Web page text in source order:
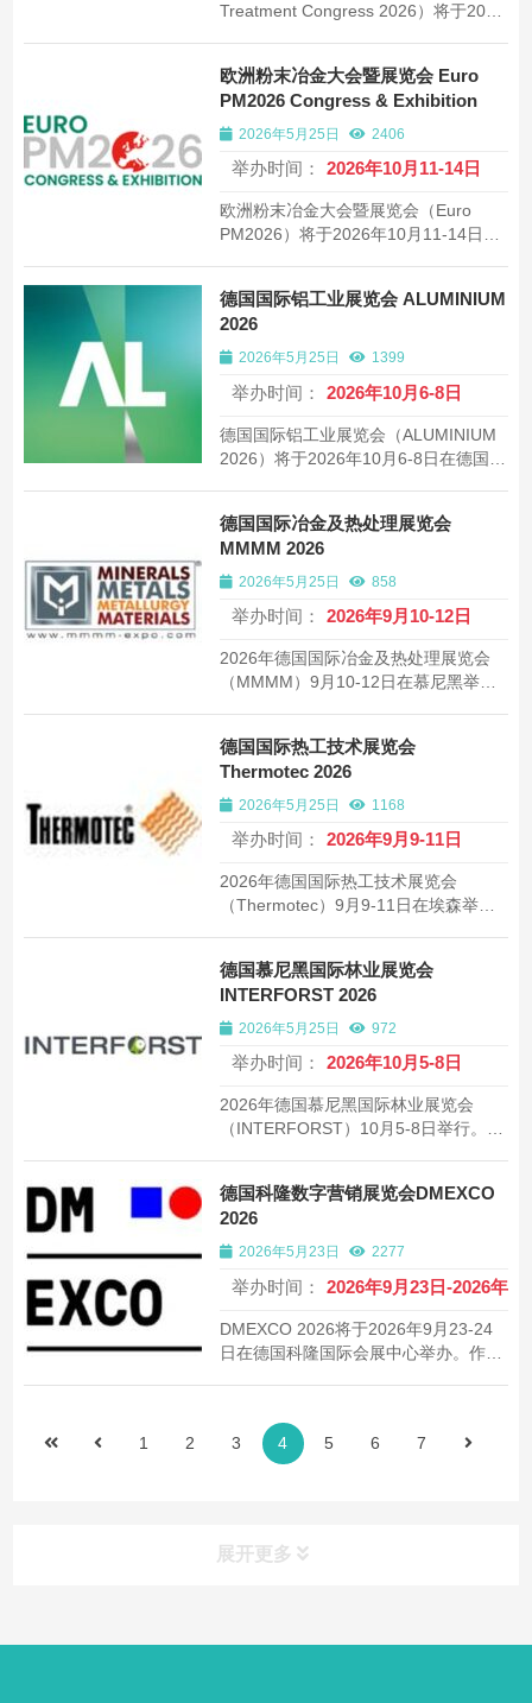
Treatment Congress 2026）将于2026
引约250家展商，展出面积8000平方
米。
欧洲粉末冶金大会暨展览会 Euro
PM2026 Congress & Exhibition
2026年5月25日 2406
举办时间： 2026年10月11-14日
欧洲粉末冶金大会暨展览会（Euro
PM2026）将于2026年10月11-14日在
积10000平方米，涵盖粉末冶金材料、
设备、应用等全产业链。
德国国际铝工业展览会 ALUMINIUM
2026
2026年5月25日 1399
举办时间： 2026年10月6-8日
德国国际铝工业展览会（ALUMINIUM
2026）将于2026年10月6-8日在德国杜
约900家展商，展出面积35000平方
米，涵盖铝冶炼、加工、应用全产业
链。
德国国际冶金及热处理展览会
MMMM 2026
2026年5月25日 858
举办时间： 2026年9月10-12日
2026年德国国际冶金及热处理展览会
（MMMM）9月10-12日在慕尼黑举
情。
德国国际热工技术展览会
Thermotec 2026
2026年5月25日 1168
举办时间： 2026年9月9-11日
2026年德国国际热工技术展览会
（Thermotec）9月9-11日在埃森举
展详情。
德国慕尼黑国际林业展览会
INTERFORST 2026
2026年5月25日 972
举办时间： 2026年10月5-8日
2026年德国慕尼黑国际林业展览会
（INTERFORST）10月5-8日举行。全
德国科隆数字营销展览会DMEXCO
2026
2026年5月23日 2277
举办时间： 2026年9月23日-2026年9
DMEXCO 2026将于2026年9月23-24
日在德国科隆国际会展中心举办。作为
解决方案。
1
2 3 4 5 6 7
展开更多